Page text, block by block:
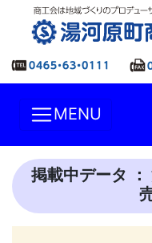
MENU
掲載中データ